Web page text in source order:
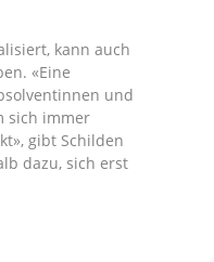
kann auch
«Eine
und
sich immer
gibt Schilden
dazu, sich erst